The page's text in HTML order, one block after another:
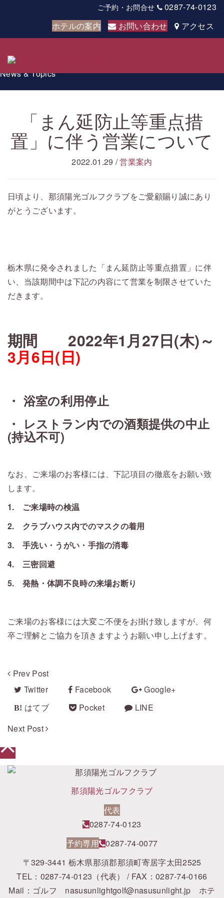
ご予約・お問合せ
0287-74-0123
ホテルの案内
お問い合わせ アクセス
お知らせ
News & Topics
「まん延防止等重点措
置」に伴う営業について
2022.01.29 /営業案内
日頃より、那須陽光ゴルフクラブをご愛顧賜り誠にあり
がとうございます。
栃木県に発令されました「まん延防止等重点措置」に伴
い、当該期間中は下記の内容にて営業を制限させていた
だきます。
期間 2022年1月27日(木)～
3月6日(日)
・ 浴室の利用停止
・ レストラン内での酒類提供の中止
(持込不可)
なお、ご来場のお客様には、下記項目の徹底をお願い致
します。
1. ご来場時の検温
2. クラブハウス内でのマスクの着用
3. 手洗い・うがい・手指の消毒
4. 三密回避
5. 発熱・体調不良時の来場お断り
ご来場のお客様には大変ご不便をお掛け致しますが、何
卒ご理解とご協力を頂きますようお願い申し上げます。
Prev Post
Twitter
Facebook
Google+
はてブ
Pocket
LINE
Next Post
那須陽光ゴルフクラブ
代表
0287-74-0123
予約専用 0287-74-0077
〒329-3441 栃木県那須郡那須町寄居字太田2525
TEL：0287-74-0123（代表） / FAX：0287-74-0166
Mail：ゴルフ nasusunlightgolf@nasusunlight.jp ホテ